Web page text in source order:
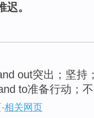
。
out突出；坚持
to准备行动；
-相关网页